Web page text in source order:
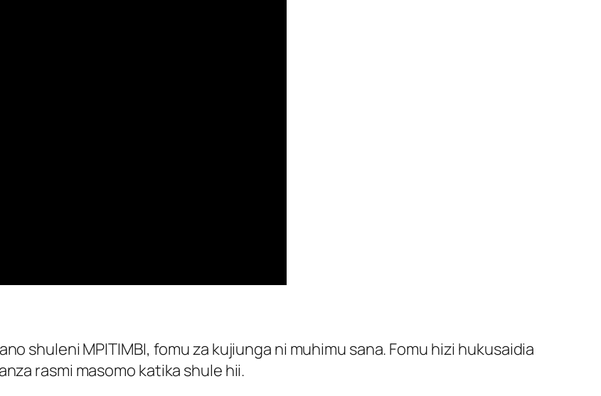
shuleni MPITIMBI, fomu za kujiunga ni muhimu sana. Fomu hizi hukusaidia
rasmi masomo katika shule hii.